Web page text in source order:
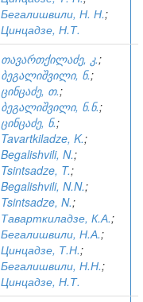
Бегалишвили, Н. Н.;
Цинцадзе, Н.Т.
თავართქილაძე, კ.;
ბეგალიშვილი, ნ.;
ცინცაძე, თ.;
ბეგალიშვილი, ნ.ნ.;
ცინცაძე, ნ.;
Tavartkiladze, K.;
Begalishvili, N.;
Tsintsadze, T.;
Begalishvili, N.N.;
Tsintsadze, N.;
Таварткиладзе, К.А.;
Бегалишвили, Н.А.;
Цинцадзе, Т.Н.;
Бегалишвили, Н.Н.;
Цинцадзе, Н.Т.